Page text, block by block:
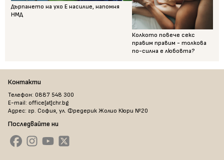
Дърпането на ухо Е насилие, напомня
НМД
Колкото повече секс
правим правим - толкова
по-силна е любовта?
Контакти
Телефон: 0887 548 300
E-mail: office[at]chr.bg
Адрес: гр. София, ул. Фредерик Жолио Кюри №20
Последвайте ни